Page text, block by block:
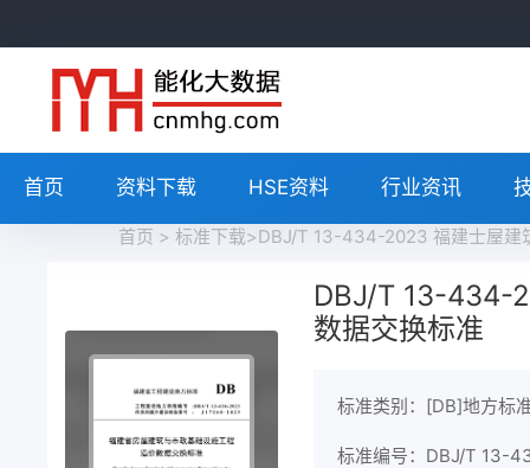
首页 资料下载 HSE资料 行业资讯
首页 > 标准下载>DBJ/T 13-434-2023 福建士屋建
DBJ/T 13-434-
数据交换标准
标准类别：[DB]地方标
标准编号：DBJ/T 13-